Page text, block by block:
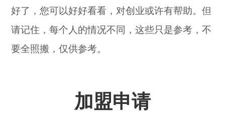
好了，您可以好好看看，对创业或许有帮助。但
请记住，每个人的情况不同，这些只是参考，不
要全照搬，仅供参考。
加盟申请